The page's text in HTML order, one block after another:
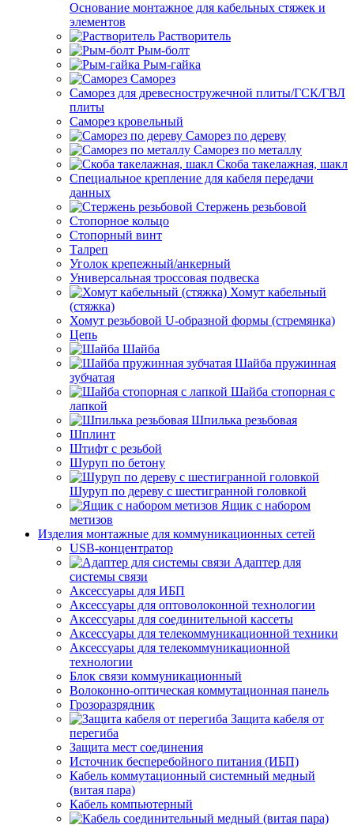
Основание монтажное для кабельных стяжек и
элементов
Растворитель
Рым-болт
Рым-гайка
Саморез
Саморез для древесностружечной плиты/ГСК/ГВЛ
плиты
Саморез кровельный
Саморез по дереву
Саморез по металлу
Скоба такелажная, шакл
Специальное крепление для кабеля передачи
данных
Стержень резьбовой
Стопорное кольцо
Стопорный винт
Талреп
Уголок крепежный/анкерный
Универсальная троссовая подвеска
Хомут кабельный
(стяжка)
Хомут резьбовой U-образной формы (стремянка)
Цепь
Шайба
Шайба пружинная
зубчатая
Шайба стопорная с
лапкой
Шпилька резьбовая
Шплинт
Штифт с резьбой
Шуруп по бетону
Шуруп по дереву с шестигранной головкой
Ящик с набором
метизов
Изделия монтажные для коммуникационных сетей
USB-концентратор
Адаптер для
системы связи
Аксессуары для ИБП
Аксессуары для оптоволоконной технологии
Аксессуары для соединительной кассеты
Аксессуары для телекоммуникационной техники
Аксессуары для телекоммуникационной
технологии
Блок связи коммуникационный
Волоконно-оптическая коммутационная панель
Грозоразрядник
Защита кабеля от
перегиба
Защита мест соединения
Источник бесперебойного питания (ИБП)
Кабель коммутационный системный медный
(витая пара)
Кабель компьютерный